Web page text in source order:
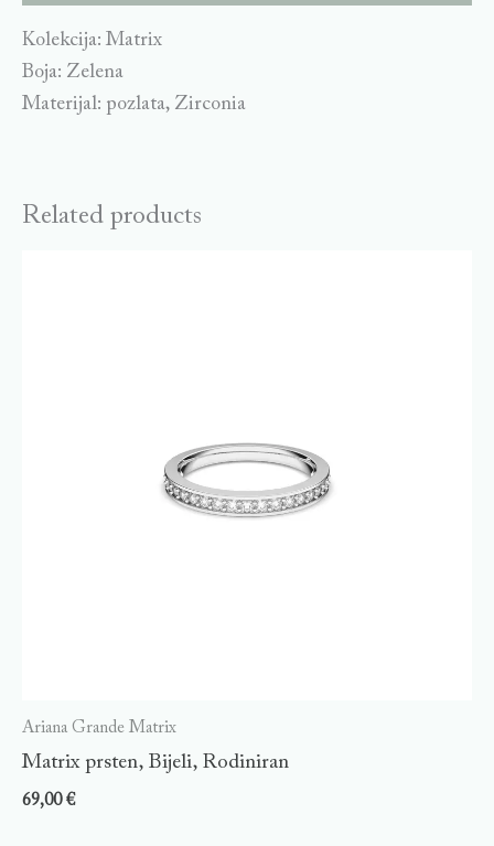
Kolekcija: Matrix
Boja: Zelena
Materijal: pozlata, Zirconia
Related products
Ariana Grande Matrix
Matrix prsten, Bijeli, Rodiniran
69,00€